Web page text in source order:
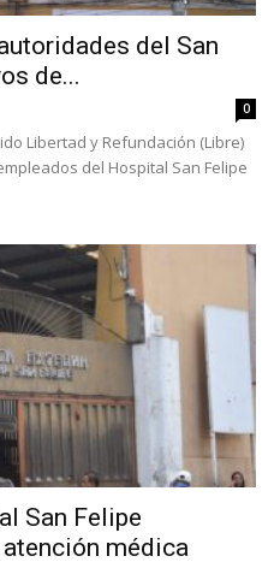
del San
de...
0
Libertad y Refundación (Libre)
del Hospital San Felipe
San Felipe
médica